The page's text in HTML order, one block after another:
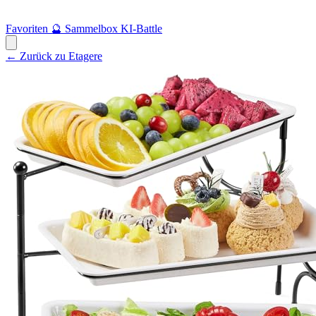
Favoriten 🔮 Sammelbox KI-Battle
← Zurück zu Etagere